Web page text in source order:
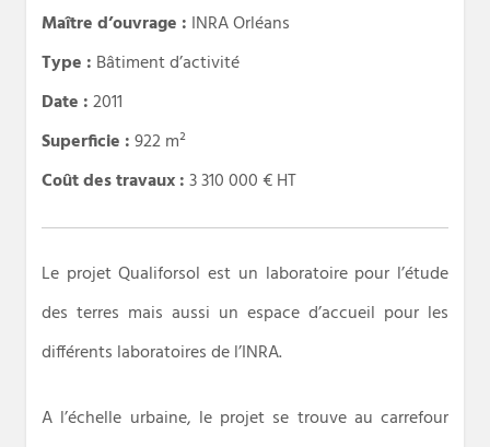
Maître d’ouvrage : INRA Orléans
Type : Bâtiment d’activité
Date :2011
Superficie :922 m²
Coût des travaux :3 310 000 € HT
Le projet Qualiforsol est un laboratoire pour l’étude
des terres mais aussi un espace d’accueil pour les
différents laboratoires de l’INRA.
A l’échelle urbaine, le projet se trouve au carrefour